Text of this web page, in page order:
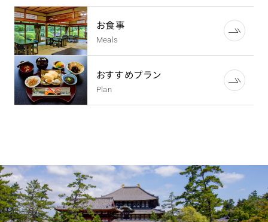
お食事
Meals
おすすめプラン
Plan